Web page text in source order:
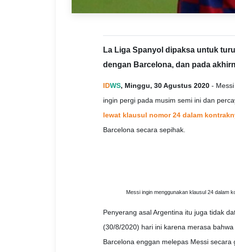
La Liga Spanyol dipaksa untuk
dengan Barcelona, dan pada
IDWS, Minggu, 30 Agustus 2020- Messi
ingin pergi pada musim semi ini dan
lewat klausul nomor 24 dalam
Barcelona secara sepihak.
Messi ingin menggunakan klausul 24 dalam
Penyerang asal Argentina itu juga tidak
(30/8/2020) hari ini karena merasa
Barcelona enggan melepas Messi